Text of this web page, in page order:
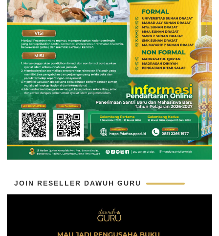
JOIN RESELLER DAWUH GURU